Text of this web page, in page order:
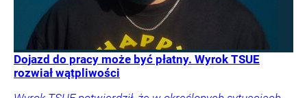
Dojazd do pracy może być płatny. Wyrok TSUE
rozwiał wątpliwości